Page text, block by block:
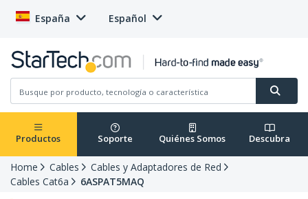
España Español
Productos Soporte Quiénes Somos Descubra
Home Cables
Cables y Adaptadores de Red
Cables Cat6a
6ASPAT5MAQ